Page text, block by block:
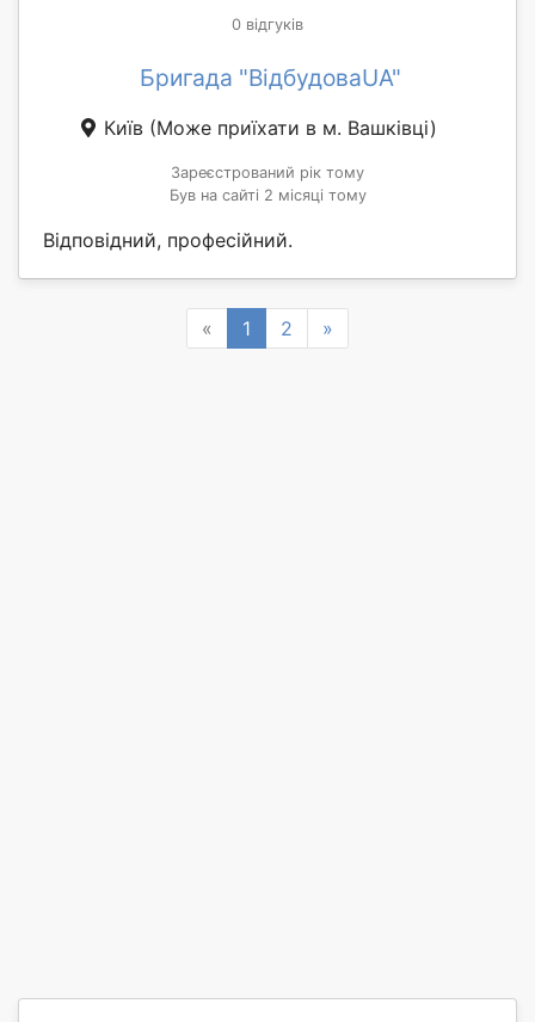
0 відгуків
Бригада "ВідбудоваUA"
Київ (Може приїхати в м. Вашківці)
Зареєстрований рік тому
Був на сайті 2 місяці тому
Відповідний, професійний.
« Previous
1 2 »